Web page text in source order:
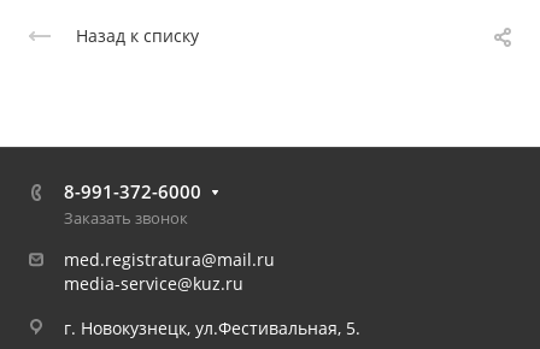
Назад к списку
8-991-372-6000
Заказать звонок
med.registratura@mail.ru
media-service@kuz.ru
г. Новокузнецк, ул.Фестивальная, 5.